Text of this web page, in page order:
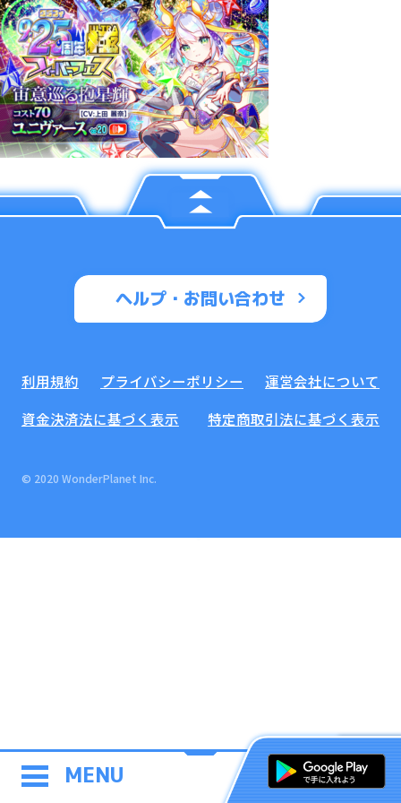
MENU
ヘルプ・お問い合わせ
利用規約 プライバシーポリシー
運営会社について
資金決済法に基づく表示
特定商取引法に基づく表示
© 2020 WonderPlanet Inc.